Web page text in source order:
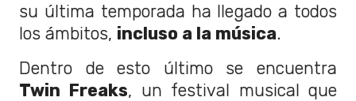
su última temporada ha llegado a todos
los ámbitos, incluso a la música.
Dentro de esto último se encuentra
Twin Freaks, un festival musical que